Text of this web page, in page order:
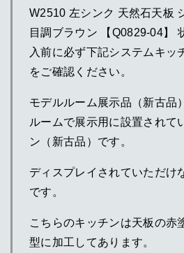
W2510 左シンク 天然石天板
目調ブラウン 【Q0829-04】
入前に必ず下記システムキッ
をご確認ください。
モデルルーム展示品（新古品
ルームで展示用に設置されて
ン（新古品）です。
ディスプレイされていただけ
です。
こちらのキッチンは天板の赤
型に加工してあります。